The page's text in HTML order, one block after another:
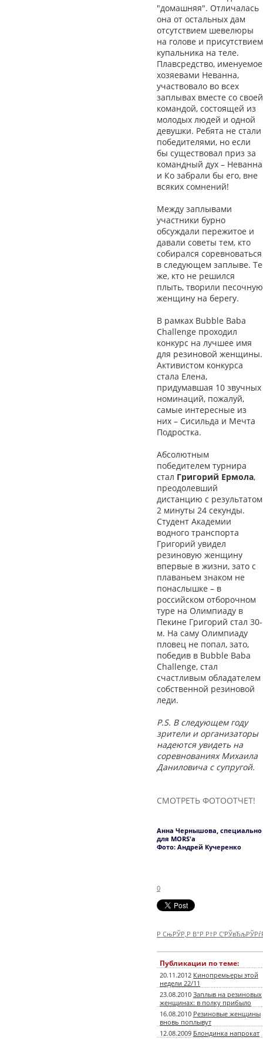
"домашняя". Отличалась
она от остальных дам
отсутствием шевелюры
на голове и присутствием
купальника на теле.
Плавсредство, именуемое
хозяевами Неванна,
участвовало во всех
заплывах вместе со своей
командой, состоящей из
молодых людей и одной
девушки. Ребята не стали
победителями, но если
бы существовал приз за
командный дух – Неванна
и Ко забрали бы его, вне
всяких сомнений!
Между заплывами
участники бурно
обсуждали пережитое и
давали советы тем, кто
собирался соревноваться
в следующем заплыве. Те
же, кто не решился
плыть, творили песочную
женщину на берегу.
В рамках Bubble Baba
Challenge проходил
конкурс на лучшее имя
для резиновой женщины.
Активистом конкурса
стала Елена,
придумавшая 10 звучных
номинаций, пожалуй,
самые интересные из
них – Сисильда и Мечта
Подростка.
Абсолютным
победителем турнира
стал Григорий Ермола,
преодолевший
дистанцию с результатом
2 минуты 24 секунды.
Студент Академии
водного транспорта
Григорий увидел
резиновую женщину
впервые в жизни, зато с
плаваньем знаком не
понаслышке – в
российском отборочном
туре на Олимпиаду в
Пекине Григорий стал 30-
м. На саму Олимпиаду
пловец не попал, зато,
победив в Bubble Baba
Challenge, стал
счастливым обладателем
собственной резиновой
леди.
P.S. В следующем году
зрители и организаторы
надеются увидеть на
соревнованиях Михаила
Даниловича с супругой.
СМОТРЕТЬ ФОТООТЧЕТ!
Анна Чернышова, специально
для MORS'а
Фото: Андрей Кучеренко
0
Р СњРЎР‚Р В°Р Р†Р
Публикации по теме:
20.11.2012 Кинопремьеры этой
недели 22/11
23.08.2010 Заплыв на резиновых
женщинах: в полку прибыло
16.08.2010 Резиновые женщины
вновь поплывут
12.08.2009 Блондинка напрокат